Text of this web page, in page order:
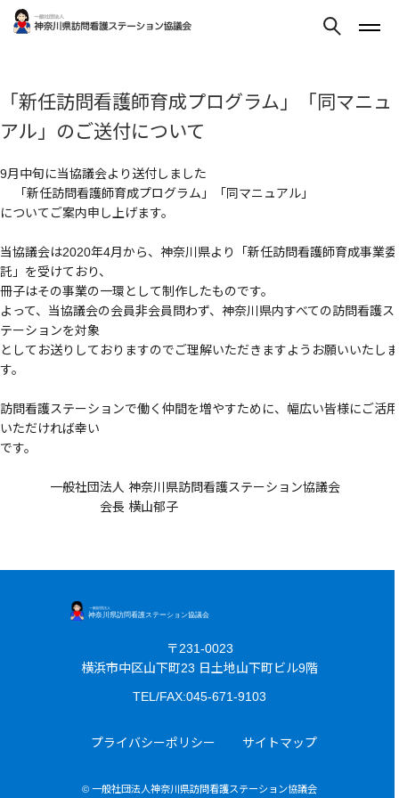
「新任訪問看護師育成プログラム」「同マニュ
アル」のご送付について
9月中旬に当協議会より送付しました
「新任訪問看護師育成プログラム」「同マニュアル」
についてご案内申し上げます。
当協議会は2020年4月から、神奈川県より「新任訪問看護師育成事業委
託」を受けており、
冊子はその事業の一環として制作したものです。
よって、当協議会の会員非会員問わず、神奈川県内すべての訪問看護ス
テーションを対象
としてお送りしておりますのでご理解いただきますようお願いいたしま
す。
訪問看護ステーションで働く仲間を増やすために、幅広い皆様にご活用
いただければ幸い
です。
一般社団法人 神奈川県訪問看護ステーション協議会
会長 横山郁子
〒231-0023
横浜市中区山下町23 日土地山下町ビル9階
TEL/FAX:045-671-9103
プライバシーポリシー サイトマップ
© 一般社団法人神奈川県訪問看護ステーション協議会